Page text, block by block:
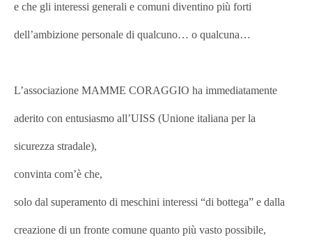
e che gli interessi generali e comuni diventino più forti
dell’ambizione personale di qualcuno… o qualcuna…
L’associazione MAMME CORAGGIO ha immediatamente
aderito con entusiasmo all’UISS (Unione italiana per la
sicurezza stradale),
convinta com’è che,
solo dal superamento di meschini interessi “di bottega” e dalla
creazione di un fronte comune quanto più vasto possibile,